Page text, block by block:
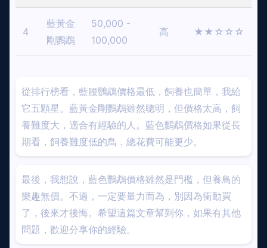
4
藍黃金
剛鸚鵡
50,000 -
100,000
高 ★★☆☆☆
從排行榜看，藍腰鸚鵡價格最低，飼養也簡單，我給
它五顆星。藍黃金剛鸚鵡雖然聰明，但價格太高，飼
養難度大，適合有經驗的人。藍色鸚鵡價格如果從長
期看，飼養難度低的鳥，總花費可能更少。
最後，我想說，藍色鸚鵡價格雖然是門檻，但養鳥的
樂趣無價。不過，一定要量力而為，別因為衝動買
了，後來才後悔。希望這篇文章幫到你，如果有其他
問題，歡迎分享你的經驗。